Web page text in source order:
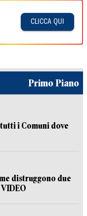
CLICCA QUI
Primo Piano
i Comuni dove
distruggono due